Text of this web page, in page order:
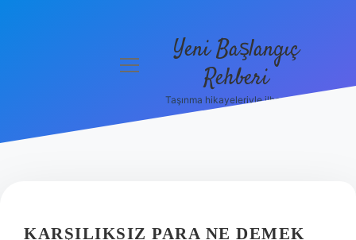
Politikası
menüyü
Yeni Başlangıç
Rehberi
Taşınma hikayeleriyle ilham bul!
KARŞILIKSIZ PARA NE DEMEK